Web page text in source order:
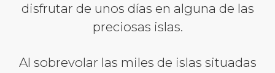
disfrutar de unos días en alguna de las
preciosas islas.
Al sobrevolar las miles de islas situadas